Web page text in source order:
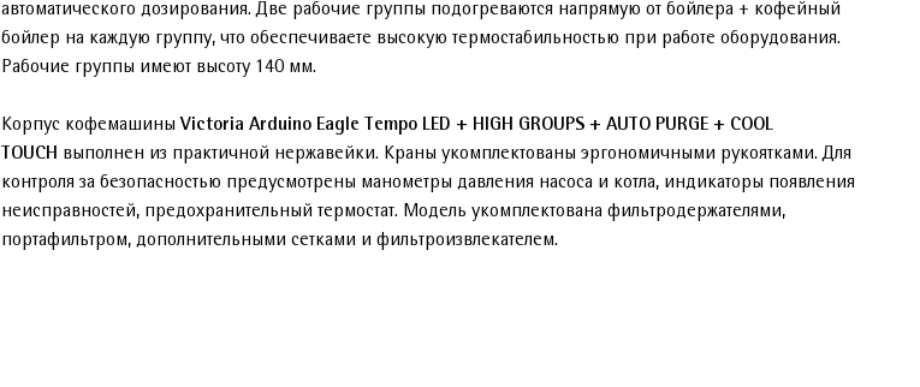
автоматического дозирования. Две рабочие группы подогреваются напрямую от бойлера + кофейный
бойлер на каждую группу, что обеспечиваете высокую термостабильностью при работе оборудования.
Рабочие группы имеют высоту 140 мм.
Корпус кофемашины Victoria Arduino Eagle Tempo LED + HIGH GROUPS + AUTO PURGE + COOL
TOUCH выполнен из практичной нержавейки. Краны укомплектованы эргономичными рукоятками. Для
контроля за безопасностью предусмотрены манометры давления насоса и котла, индикаторы появления
неисправностей, предохранительный термостат. Модель укомплектована фильтродержателями,
портафильтром, дополнительными сетками и фильтроизвлекателем.